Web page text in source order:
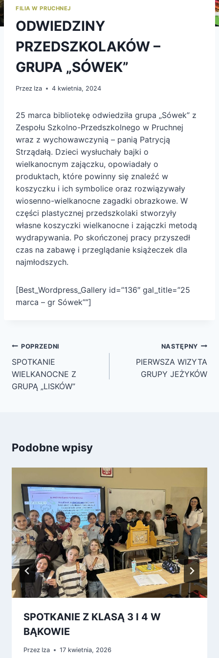
FILIA W PRUCHNEJ
ODWIEDZINY
PRZEDSZKOLAKÓW –
GRUPA „SÓWEK”
Przez Iza 4 kwietnia, 2024
25 marca bibliotekę odwiedziła grupa „Sówek” z
Zespołu Szkolno-Przedszkolnego w Pruchnej
wraz z wychowawczynią – panią Patrycją
Strządałą. Dzieci wysłuchały bajki o
wielkanocnym zajączku, opowiadały o
produktach, które powinny się znaleźć w
koszyczku i ich symbolice oraz rozwiązywały
wiosenno-wielkanocne zagadki obrazkowe. W
części plastycznej przedszkolaki stworzyły
własne koszyczki wielkanocne i zajączki metodą
wydrapywania. Po skończonej pracy przyszedł
czas na zabawę i przeglądanie książeczek dla
najmłodszych.
[Best_Wordpress_Gallery id=”136″ gal_title=”25
marca – gr Sówek””]
Nawigacja
wpisu
POPRZEDNI
SPOTKANIE
WIELKANOCNE Z
GRUPĄ „LISKÓW”
NASTĘPNY
PIERWSZA WIZYTA
GRUPY JEŻYKÓW
Podobne wpisy
SPOTKANIE Z KLASĄ 3 I 4 W
BĄKOWIE
Przez Iza 17 kwietnia, 2026